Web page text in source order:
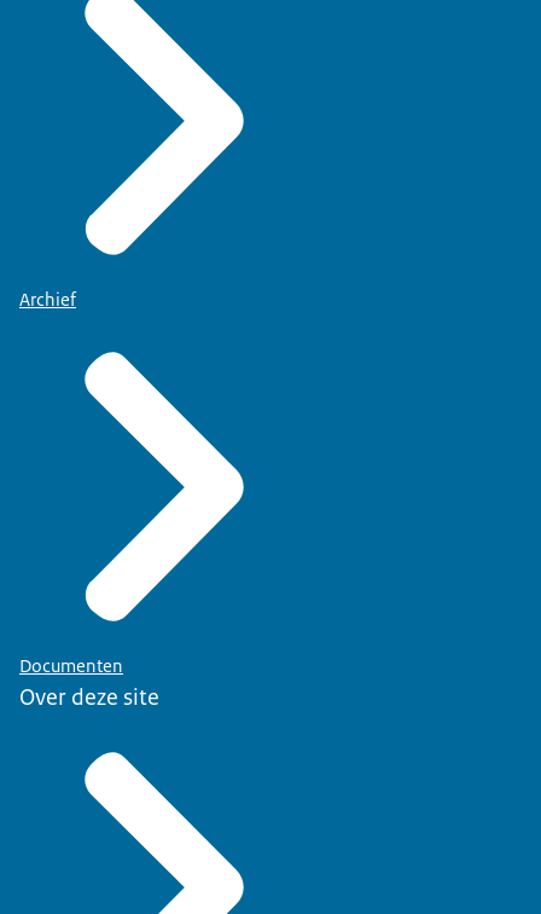
Archief
Documenten
Over deze site